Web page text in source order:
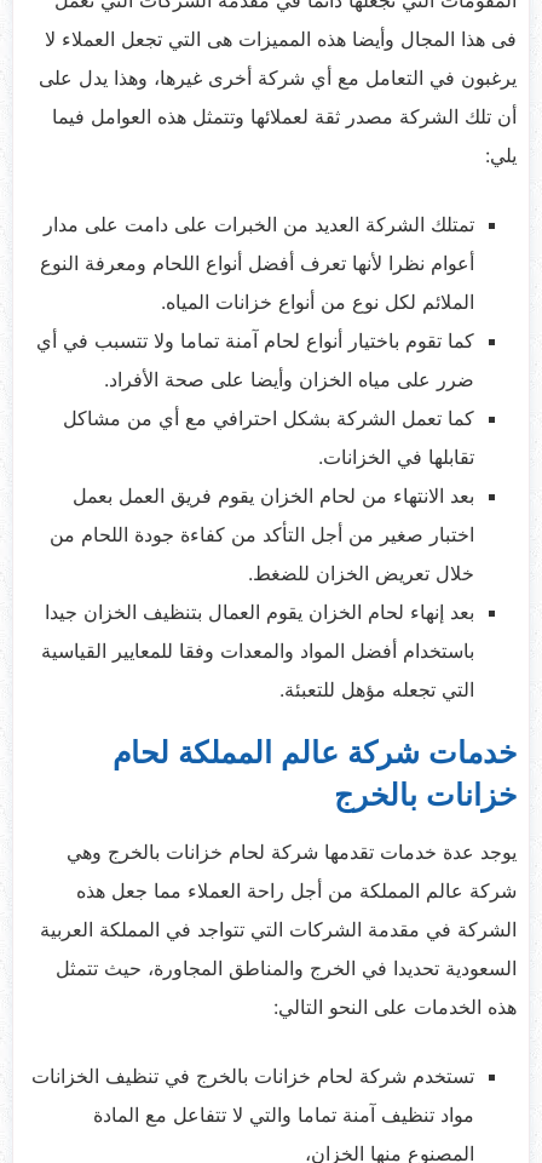
فى هذا المجال وأيضا هذه المميزات هى التي تجعل العملاء لا
يرغبون في التعامل مع أي شركة أخرى غيرها، وهذا يدل على
أن تلك الشركة مصدر ثقة لعملائها وتتمثل هذه العوامل فيما
يلي:
تمتلك الشركة العديد من الخبرات على دامت على مدار
أعوام نظرا لأنها تعرف أفضل أنواع اللحام ومعرفة النوع
الملائم لكل نوع من أنواع خزانات المياه.
كما تقوم باختيار أنواع لحام آمنة تماما ولا تتسبب في أي
ضرر على مياه الخزان وأيضا على صحة الأفراد.
كما تعمل الشركة بشكل احترافي مع أي من مشاكل
تقابلها في الخزانات.
بعد الانتهاء من لحام الخزان يقوم فريق العمل بعمل
اختبار صغير من أجل التأكد من كفاءة جودة اللحام من
خلال تعريض الخزان للضغط.
بعد إنهاء لحام الخزان يقوم العمال بتنظيف الخزان جيدا
باستخدام أفضل المواد والمعدات وفقا للمعايير القياسية
التي تجعله مؤهل للتعبئة.
خدمات شركة عالم المملكة لحام
خزانات بالخرج
يوجد عدة خدمات تقدمها شركة لحام خزانات بالخرج وهي
شركة عالم المملكة من أجل راحة العملاء مما جعل هذه
الشركة في مقدمة الشركات التي تتواجد في المملكة العربية
السعودية تحديدا في الخرج والمناطق المجاورة، حيث تتمثل
هذه الخدمات على النحو التالي:
تستخدم شركة لحام خزانات بالخرج في تنظيف الخزانات
مواد تنظيف آمنة تماما والتي لا تتفاعل مع المادة
المصنوع منها الخزان،